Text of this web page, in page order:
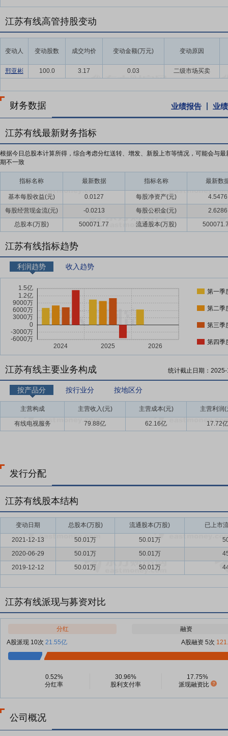
江苏有线高管持股变动
变动人 变动股数 成交均价 变动金额(万元) 变动原因
邢亚彬 100.0 3.17 0.03 二级市场买卖
财务数据 业绩报告 业
江苏有线最新财务指标
根据今日总股本计算所得，综合考虑分红送转、增发、新股上市等情况，可能会与最
期不一致
指标名称 最新数据 指标名称 最新数
基本每股收益(元) 0.0127 每股净资产(元)
4.5476
每股经营现金流(元)
-0.0213 每股公积金(元)
2.6286
总股本(万股)
500071.77 流通股本(万股)
江苏有线指标趋势
利润趋势 收入趋势
第一季
第二季
第三季
第四季
江苏有线主要业务构成 统计截止日期：
按产品分 按行业分 按地区分
主营构成 主营收入(元) 主营成本(元) 主营利润(
有线电视服务 79.88亿 62.16亿 17.72亿
发行分配
江苏有线股本结构
变动日期 总股本(万股) 流通股本(万股) 已上市
2021-12-13 50.01万 50.01万
2020-06-29
50.01万 50.01万
2019-12-12
50.01万 50.01万
江苏有线派现与募资对比
分红
融资
A股派现 10次 21.55亿 A股融资 5次
0.52%
分红率
30.96%
股利支付率
17.75%
派现融资比
公司概况